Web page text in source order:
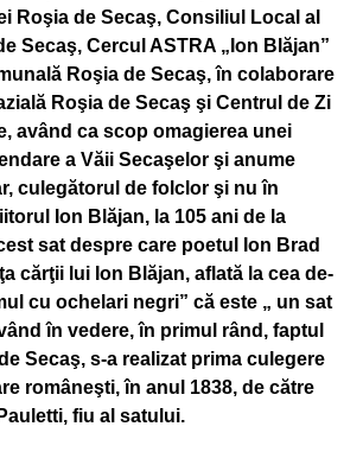
Roşia de Secaş, Consiliul Local al
Secaş, Cercul ASTRA „Ion Blăjan”
Roşia de Secaş, în colaborare
Roşia de Secaş şi Centrul de Zi
având ca scop omagierea unei
a Văii Secaşelor şi anume
culegătorul de folclor şi nu în
Ion Blăjan, la 105 ani de la
sat despre care poetul Ion Brad
cărţii lui Ion Blăjan, aflată la cea de-
cu ochelari negri” că este „ un sat
în vedere, în primul rând, faptul
Secaş, s-a realizat prima culegere
româneşti, în anul 1838, de către
fiu al satului.